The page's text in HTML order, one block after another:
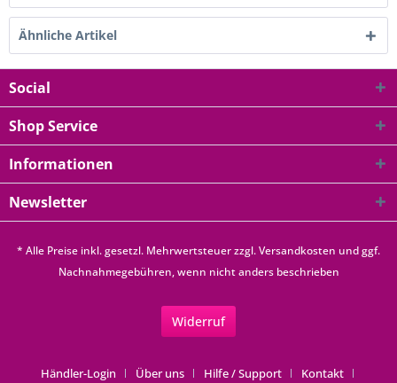
Ähnliche Artikel
Social
Shop Service
Informationen
Newsletter
* Alle Preise inkl. gesetzl. Mehrwertsteuer zzgl.Versandkosten und ggf.
Nachnahmegebühren, wenn nicht anders beschrieben
Widerruf
Händler-Login Über uns Hilfe / Support
Kontakt